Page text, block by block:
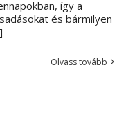
így a
és bármilyen
Olvass tovább